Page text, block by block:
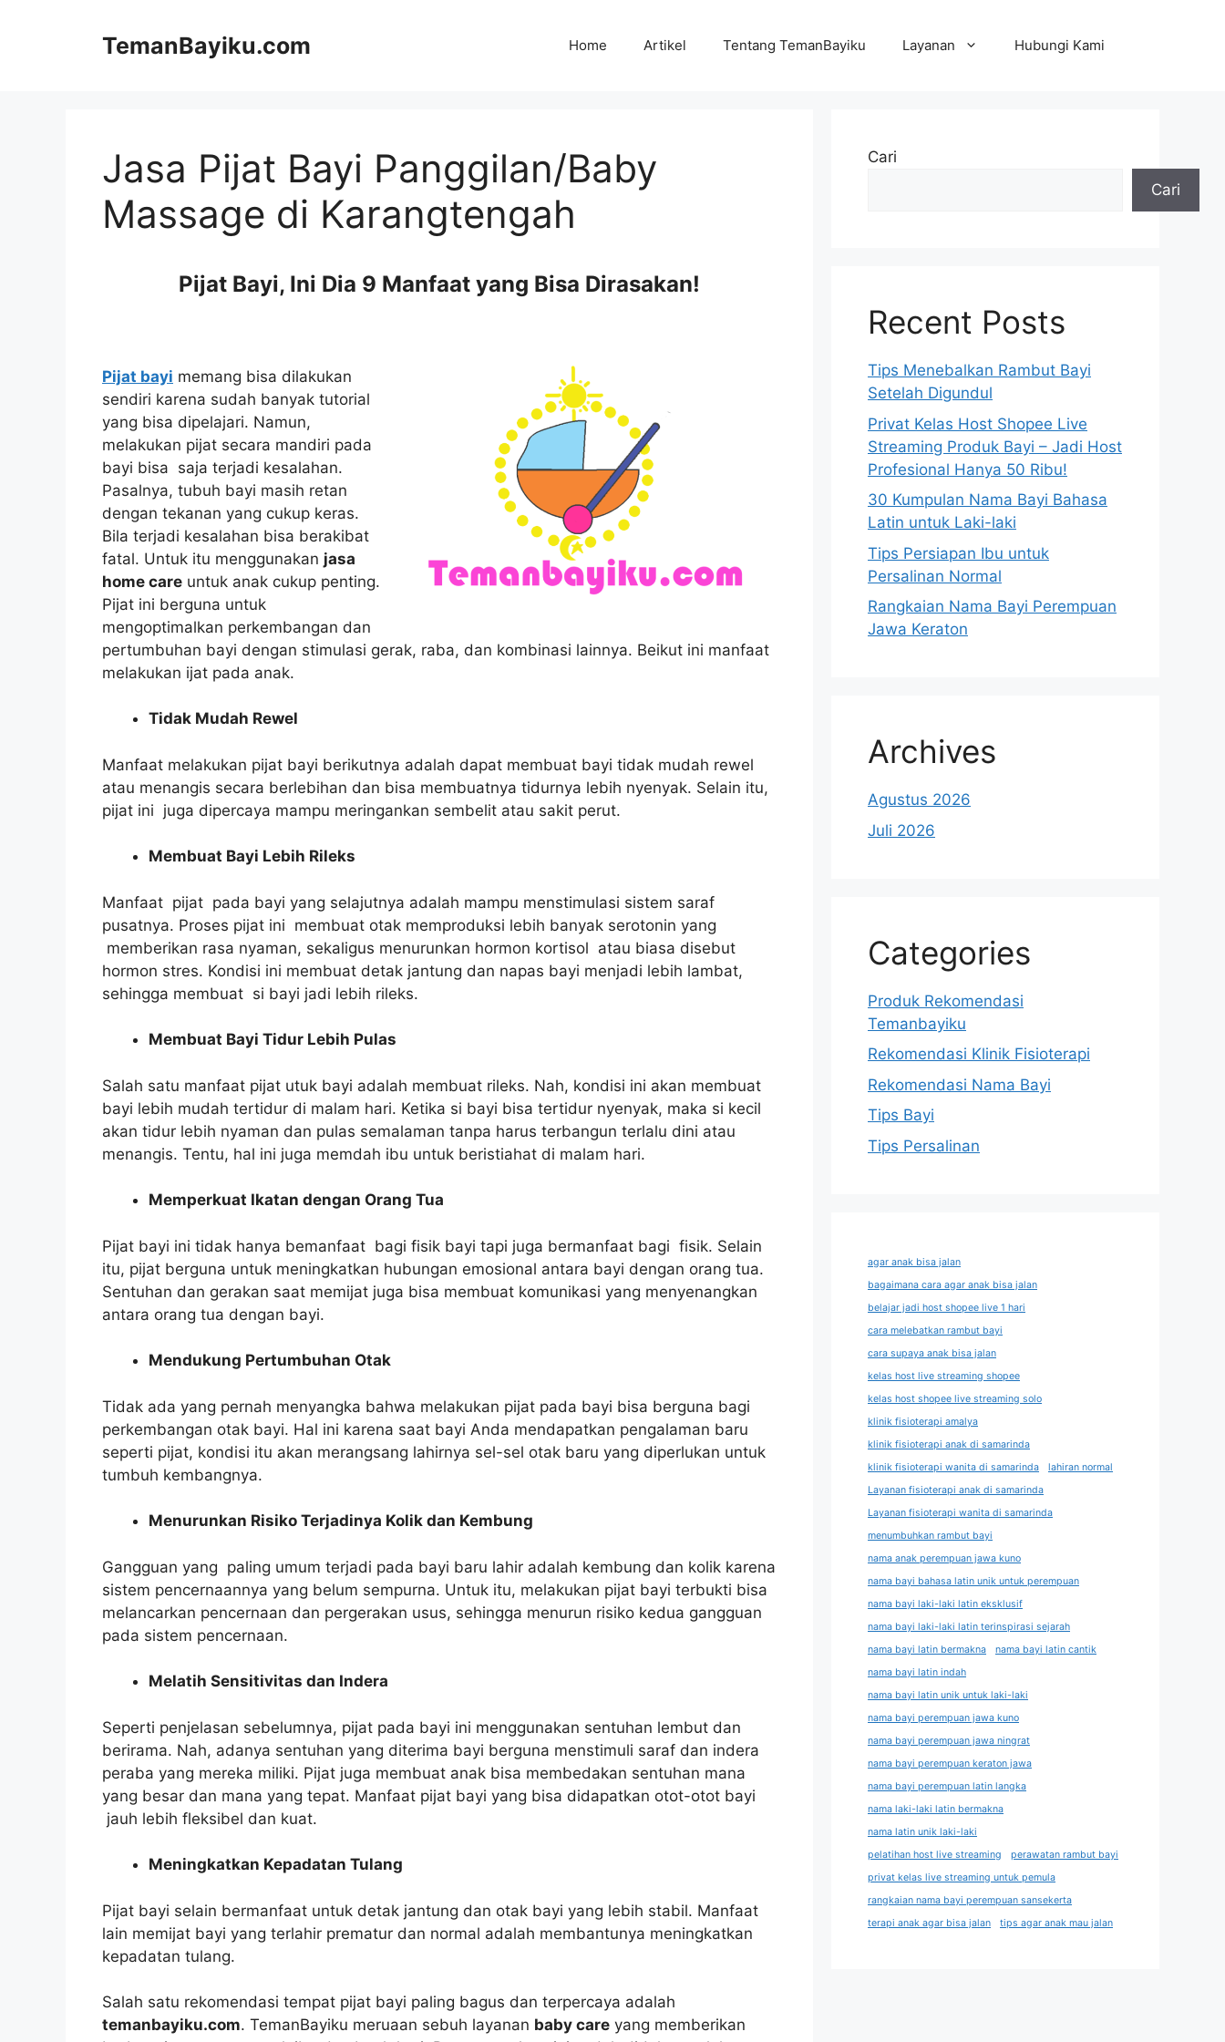
TemanBayiku.com Home Artikel Tentang TemanBayiku Layanan Hubungi Kami
Jasa Pijat Bayi Panggilan/Baby
Massage di Karangtengah
Pijat Bayi, Ini Dia 9 Manfaat yang Bisa Dirasakan!
Pijat bayi memang bisa dilakukan
sendiri karena sudah banyak tutorial
yang bisa dipelajari. Namun,
melakukan pijat secara mandiri pada
bayi bisa saja terjadi kesalahan.
Pasalnya, tubuh bayi masih retan
dengan tekanan yang cukup keras.
Bila terjadi kesalahan bisa berakibat
fatal. Untuk itu menggunakan jasa
home care untuk anak cukup penting.
Pijat ini berguna untuk
mengoptimalkan perkembangan dan
pertumbuhan bayi dengan stimulasi gerak, raba, dan kombinasi lainnya. Beikut ini manfaat
melakukan ijat pada anak.
Tidak Mudah Rewel
Manfaat melakukan pijat bayi berikutnya adalah dapat membuat bayi tidak mudah rewel
atau menangis secara berlebihan dan bisa membuatnya tidurnya lebih nyenyak. Selain itu,
pijat ini juga dipercaya mampu meringankan sembelit atau sakit perut.
Membuat Bayi Lebih Rileks
Manfaat pijat pada bayi yang selajutnya adalah mampu menstimulasi sistem saraf
pusatnya. Proses pijat ini membuat otak memproduksi lebih banyak serotonin yang
memberikan rasa nyaman, sekaligus menurunkan hormon kortisol atau biasa disebut
hormon stres. Kondisi ini membuat detak jantung dan napas bayi menjadi lebih lambat,
sehingga membuat si bayi jadi lebih rileks.
Membuat Bayi Tidur Lebih Pulas
Salah satu manfaat pijat utuk bayi adalah membuat rileks. Nah, kondisi ini akan membuat
bayi lebih mudah tertidur di malam hari. Ketika si bayi bisa tertidur nyenyak, maka si kecil
akan tidur lebih nyaman dan pulas semalaman tanpa harus terbangun terlalu dini atau
menangis. Tentu, hal ini juga memdah ibu untuk beristiahat di malam hari.
Memperkuat Ikatan dengan Orang Tua
Pijat bayi ini tidak hanya bemanfaat bagi fisik bayi tapi juga bermanfaat bagi fisik. Selain
itu, pijat berguna untuk meningkatkan hubungan emosional antara bayi dengan orang tua.
Sentuhan dan gerakan saat memijat juga bisa membuat komunikasi yang menyenangkan
antara orang tua dengan bayi.
Mendukung Pertumbuhan Otak
Tidak ada yang pernah menyangka bahwa melakukan pijat pada bayi bisa berguna bagi
perkembangan otak bayi. Hal ini karena saat bayi Anda mendapatkan pengalaman baru
seperti pijat, kondisi itu akan merangsang lahirnya sel-sel otak baru yang diperlukan untuk
tumbuh kembangnya.
Menurunkan Risiko Terjadinya Kolik dan Kembung
Gangguan yang paling umum terjadi pada bayi baru lahir adalah kembung dan kolik karena
sistem pencernaannya yang belum sempurna. Untuk itu, melakukan pijat bayi terbukti bisa
melancarkan pencernaan dan pergerakan usus, sehingga menurun risiko kedua gangguan
pada sistem pencernaan.
Melatih Sensitivitas dan Indera
Seperti penjelasan sebelumnya, pijat pada bayi ini menggunakan sentuhan lembut dan
berirama. Nah, adanya sentuhan yang diterima bayi berguna menstimuli saraf dan indera
peraba yang mereka miliki. Pijat juga membuat anak bisa membedakan sentuhan mana
yang besar dan mana yang tepat. Manfaat pijat bayi yang bisa didapatkan otot-otot bayi
jauh lebih fleksibel dan kuat.
Meningkatkan Kepadatan Tulang
Pijat bayi selain bermanfaat untuk detak jantung dan otak bayi yang lebih stabil. Manfaat
lain memijat bayi yang terlahir prematur dan normal adalah membantunya meningkatkan
kepadatan tulang.
Salah satu rekomendasi tempat pijat bayi paling bagus dan terpercaya adalah
temanbayiku.com. TemanBayiku meruaan sebuh layanan baby care yang memberikan
Cari
Cari
Recent Posts
Tips Menebalkan Rambut Bayi
Setelah Digundul
Privat Kelas Host Shopee Live
Streaming Produk Bayi – Jadi Host
Profesional Hanya 50 Ribu!
30 Kumpulan Nama Bayi Bahasa
Latin untuk Laki-laki
Tips Persiapan Ibu untuk
Persalinan Normal
Rangkaian Nama Bayi Perempuan
Jawa Keraton
Archives
Agustus 2026
Juli 2026
Categories
Produk Rekomendasi
Temanbayiku
Rekomendasi Klinik Fisioterapi
Rekomendasi Nama Bayi
Tips Bayi
Tips Persalinan
agar anak bisa jalan
bagaimana cara agar anak bisa jalan
belajar jadi host shopee live 1 hari
cara melebatkan rambut bayi
cara supaya anak bisa jalan
kelas host live streaming shopee
kelas host shopee live streaming solo
klinik fisioterapi amalya
klinik fisioterapi anak di samarinda
klinik fisioterapi wanita di samarinda
lahiran normal
Layanan fisioterapi anak di samarinda
Layanan fisioterapi wanita di samarinda
menumbuhkan rambut bayi
nama anak perempuan jawa kuno
nama bayi bahasa latin unik untuk perempuan
nama bayi laki-laki latin eksklusif
nama bayi laki-laki latin terinspirasi sejarah
nama bayi latin bermakna
nama bayi latin cantik
nama bayi latin indah
nama bayi latin unik untuk laki-laki
nama bayi perempuan jawa kuno
nama bayi perempuan jawa ningrat
nama bayi perempuan keraton jawa
nama bayi perempuan latin langka
nama laki-laki latin bermakna
nama latin unik laki-laki
pelatihan host live streaming
perawatan rambut bayi
privat kelas live streaming untuk pemula
rangkaian nama bayi perempuan sansekerta
terapi anak agar bisa jalan
tips agar anak mau jalan